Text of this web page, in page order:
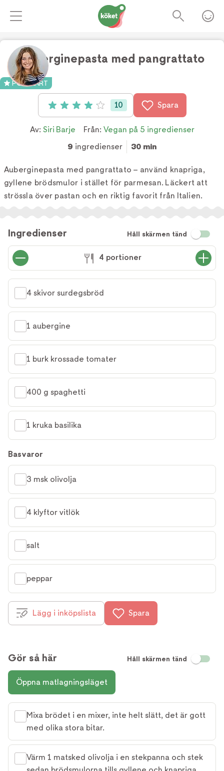
Auberginepasta med pangrattato
POPULÄRT
Betyg: 4.1 av 5 (10 röster)
10 Spara
Av: Siri Barje Från: Vegan på 5 ingredienser
9 ingredienser 30 min
Auberginepasta med pangrattato – använd knapriga,
gyllene brödsmulor i stället för parmesan. Läckert att
strössla över pastan och en riktig favorit från Italien.
Ingredienser Håll skärmen tänd
4 portioner
4 skivor surdegsbröd
1 aubergine
1 burk krossade tomater
400 g spaghetti
1 kruka basilika
Basvaror
3 msk olivolja
4 klyftor vitlök
salt
peppar
Lägg i inköpslista Spara
Gör så här Håll skärmen tänd
Öppna matlagningsläget
Mixa brödet i en mixer, inte helt slätt, det är gott
med olika stora bitar.
Värm 1 matsked olivolja i en stekpanna och stek